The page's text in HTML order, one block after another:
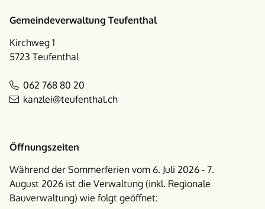
Gemeindeverwaltung Teufenthal
Kirchweg 1
5723 Teufenthal
062 768 80 20
kanzlei@teufenthal.ch
Öffnungszeiten
Während der Sommerferien vom 6. Juli 2026 - 7.
August 2026 ist die Verwaltung (inkl. Regionale
Bauverwaltung) wie folgt geöffnet: